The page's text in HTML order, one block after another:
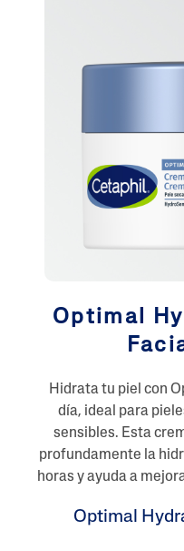
Optimal
Hidrata tu piel con
día, ideal para
sensibles. Esta
profundamente la
horas y ayuda a
Optimal